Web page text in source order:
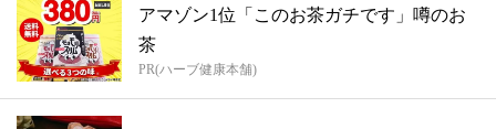
アマゾン1位「このお茶ガチです」噂のお
茶
PR(ハーブ健康本舗)